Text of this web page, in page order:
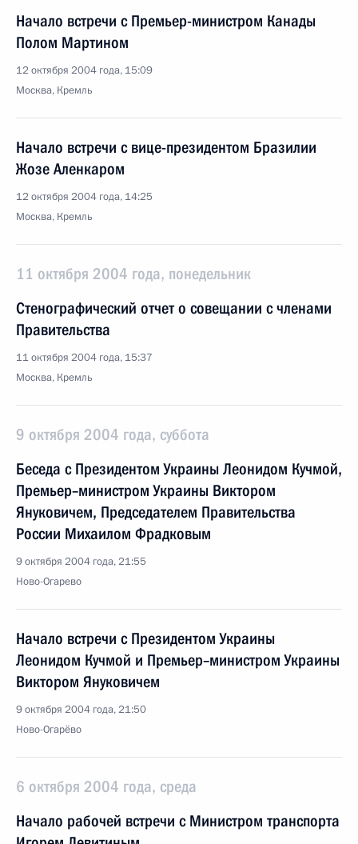
Начало встречи с Премьер-министром Канады
Полом Мартином
12 октября 2004 года, 15:09
Москва, Кремль
Начало встречи с вице-президентом Бразилии
Жозе Аленкаром
12 октября 2004 года, 14:25
Москва, Кремль
11 октября 2004 года, понедельник
Стенографический отчет о совещании с членами
Правительства
11 октября 2004 года, 15:37
Москва, Кремль
9 октября 2004 года, суббота
Беседа с Президентом Украины Леонидом Кучмой,
Премьер–министром Украины Виктором
Януковичем, Председателем Правительства
России Михаилом Фрадковым
9 октября 2004 года, 21:55
Ново-Огарево
Начало встречи с Президентом Украины
Леонидом Кучмой и Премьер–министром Украины
Виктором Януковичем
9 октября 2004 года, 21:50
Ново-Огарёво
6 октября 2004 года, среда
Начало рабочей встречи с Министром транспорта